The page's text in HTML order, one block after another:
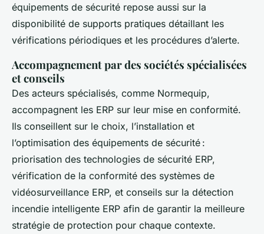
équipements de sécurité repose aussi sur la
disponibilité de supports pratiques détaillant les
vérifications périodiques et les procédures d’alerte.
Accompagnement par des sociétés spécialisées
et conseils
Des acteurs spécialisés, comme Normequip,
accompagnent les ERP sur leur mise en conformité.
Ils conseillent sur le choix, l’installation et
l’optimisation des équipements de sécurité :
priorisation des technologies de sécurité ERP,
vérification de la conformité des systèmes de
vidéosurveillance ERP, et conseils sur la détection
incendie intelligente ERP afin de garantir la meilleure
stratégie de protection pour chaque contexte.